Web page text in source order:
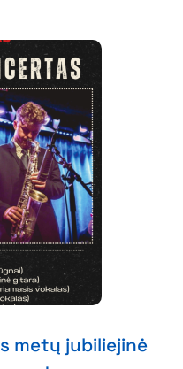
metų jubiliejinė